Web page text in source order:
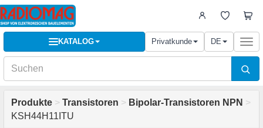
KATALOG Privatkunde DE
Produkte > Transistoren > Bipolar-Transistoren NPN >
KSH44H11ITU